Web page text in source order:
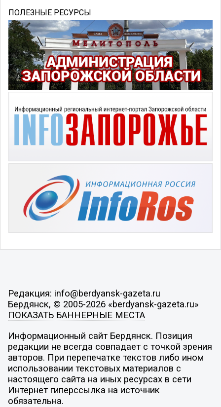
ПОЛЕЗНЫЕ РЕСУРСЫ
Редакция: info@berdyansk-gazeta.ru
Бердянск, © 2005-2026 «berdyansk-gazeta.ru»
ПОКАЗАТЬ БАННЕРНЫЕ МЕСТА
Информационный сайт Бердянск. Позиция
редакции не всегда совпадает с точкой зрения
авторов. При перепечатке текстов либо ином
использовании текстовых материалов с
настоящего сайта на иных ресурсах в сети
Интернет гиперссылка на источник
обязательна.